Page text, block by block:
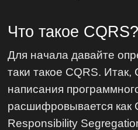
Что такое CQRS?
Для начала давайте
таки такое CQRS. Итак,
написания
расшифровывается как
Responsibility